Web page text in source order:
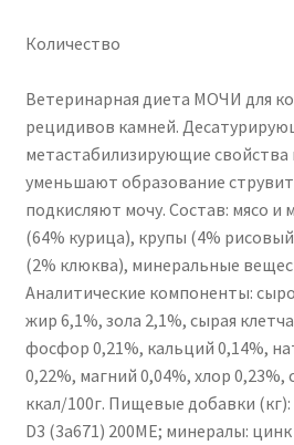
Количество
Ветеринарная диета МОЧИ для
рецидивов камней.
метастабилизирующие
уменьшают образование
подкисляют мочу. Состав: мясо и
(64% курица), крупы (4%
(2% клюква), минеральные
Аналитические компоненты:
жир 6,1%, зола 2,1%, сырая
фосфор 0,21%, кальций 0,14%,
0,22%, магний 0,04%, хлор 0,23%,
ккал/100г. Пищевые добавки
D3 (3а671) 200МЕ; минералы: